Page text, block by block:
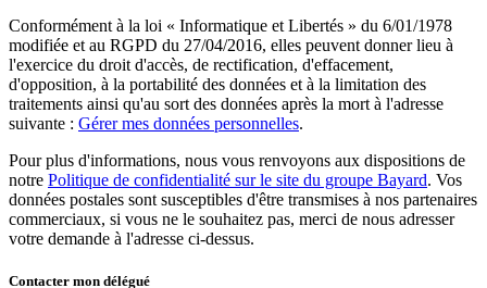
Conformément à la loi « Informatique et Libertés » du 6/01/1978
modifiée et au RGPD du 27/04/2016, elles peuvent donner lieu à
l'exercice du droit d'accès, de rectification, d'effacement,
d'opposition, à la portabilité des données et à la limitation des
traitements ainsi qu'au sort des données après la mort à l'adresse
suivante : Gérer mes données personnelles.
Pour plus d'informations, nous vous renvoyons aux dispositions de
notre Politique de confidentialité sur le site du groupe Bayard. Vos
données postales sont susceptibles d'être transmises à nos partenaires
commerciaux, si vous ne le souhaitez pas, merci de nous adresser
votre demande à l'adresse ci-dessus.
Contacter mon délégué